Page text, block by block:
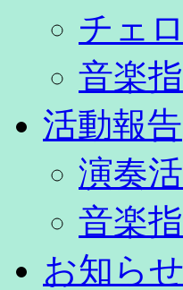
チェ
音楽
活動報告
演奏
音楽
お知らせ